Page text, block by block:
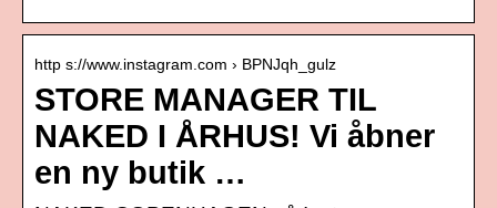
http s://www.instagram.com › BPNJqh_gulz
STORE MANAGER TIL
NAKED I ÅRHUS! Vi åbner
en ny butik …